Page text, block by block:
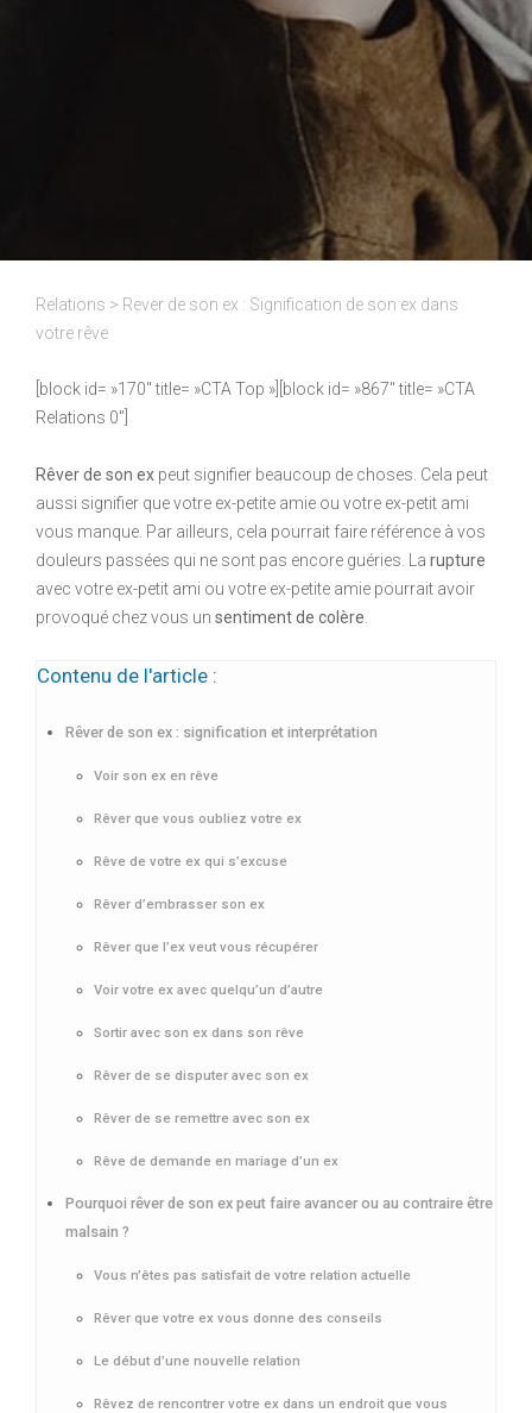
Relations > Rever de son ex : Signification de son ex dans
votre rêve
[block id= »170″ title= »CTA Top »][block id= »867″ title= »CTA
Relations 0″]
Rêver de son ex peut signifier beaucoup de choses. Cela peut
aussi signifier que votre ex-petite amie ou votre ex-petit ami
vous manque. Par ailleurs, cela pourrait faire référence à vos
douleurs passées qui ne sont pas encore guéries. La rupture
avec votre ex-petit ami ou votre ex-petite amie pourrait avoir
provoqué chez vous un sentiment de colère
Contenu de l'article :
Rêver de son ex : signification et interprétation
Voir son ex en rêve
Rêver que vous oubliez votre ex
Rêve de votre ex qui s’excuse
Rêver d’embrasser son ex
Rêver que l’ex veut vous récupérer
Voir votre ex avec quelqu’un d’autre
Sortir avec son ex dans son rêve
Rêver de se disputer avec son ex
Rêver de se remettre avec son ex
Rêve de demande en mariage d’un ex
Pourquoi rêver de son ex peut faire avancer ou au contraire être
malsain ?
Vous n’êtes pas satisfait de votre relation actuelle
Rêver que votre ex vous donne des conseils
Le début d’une nouvelle relation
Rêvez de rencontrer votre ex dans un endroit que vous